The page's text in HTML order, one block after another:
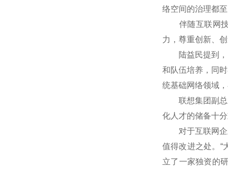
络空间的治理都
伴随互联网技
力，尊重创新、
陆益民提到，
和队伍培养，同
统基础网络领域
联想集团副总裁
化人才的储备十
对于互联网企业
值得改进之处。“
立了一家独资的